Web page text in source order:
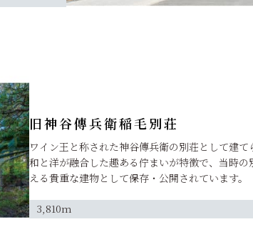
旧神谷傳兵衛稲毛別荘
ワイン王と称された神谷傳兵衛の別荘として建て
和と洋が融合した趣ある佇まいが特徴で、当時の
える貴重な建物として保存・公開されています。
3,810m